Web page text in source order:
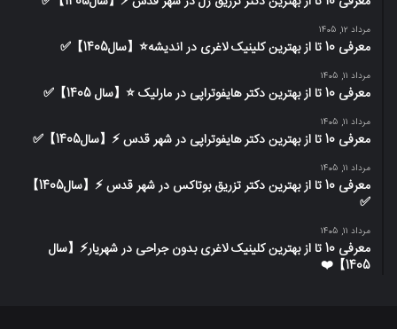
مرداد 12, 1405
معرفی 10 تا از بهترین کلینیک لاغری در اندیشه⭐【سال1405】✅
مرداد 11, 1405
معرفی 10 تا از بهترین دکتر هایفوتراپی در مارلیک ⭐【سال 1405】✅
مرداد 11, 1405
معرفی 10 تا از بهترین دکتر هایفوتراپی در شهر قدس ⚡️【سال1405】✅
مرداد 11, 1405
معرفی 10 تا از بهترین دکتر تزریق بوتاکس در شهر قدس ⚡️【سال1405】
✅
مرداد 11, 1405
معرفی 10 تا از بهترین کلینیک لاغری بدون جراحی در شهریار⚡【سال
1405】❤️